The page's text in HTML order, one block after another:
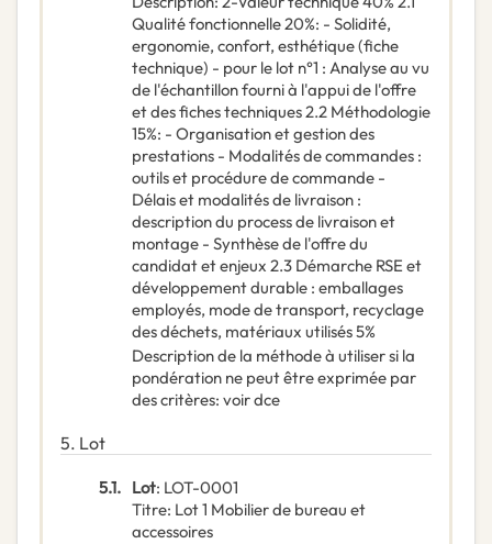
Qualité fonctionnelle 20%: - Solidité,
ergonomie, confort, esthétique (fiche
technique) - pour le lot n°1 : Analyse au vu
de l'échantillon fourni à l'appui de l'offre
et des fiches techniques 2.2 Méthodologie
15%: - Organisation et gestion des
prestations - Modalités de commandes :
outils et procédure de commande -
Délais et modalités de livraison :
description du process de livraison et
montage - Synthèse de l'offre du
candidat et enjeux 2.3 Démarche RSE et
développement durable : emballages
employés, mode de transport, recyclage
des déchets, matériaux utilisés 5%
Description de la méthode à utiliser si la
pondération ne peut être exprimée par
des critères: voir dce
5. Lot
5.1. Lot: LOT-0001
Titre: Lot 1 Mobilier de bureau et
accessoires